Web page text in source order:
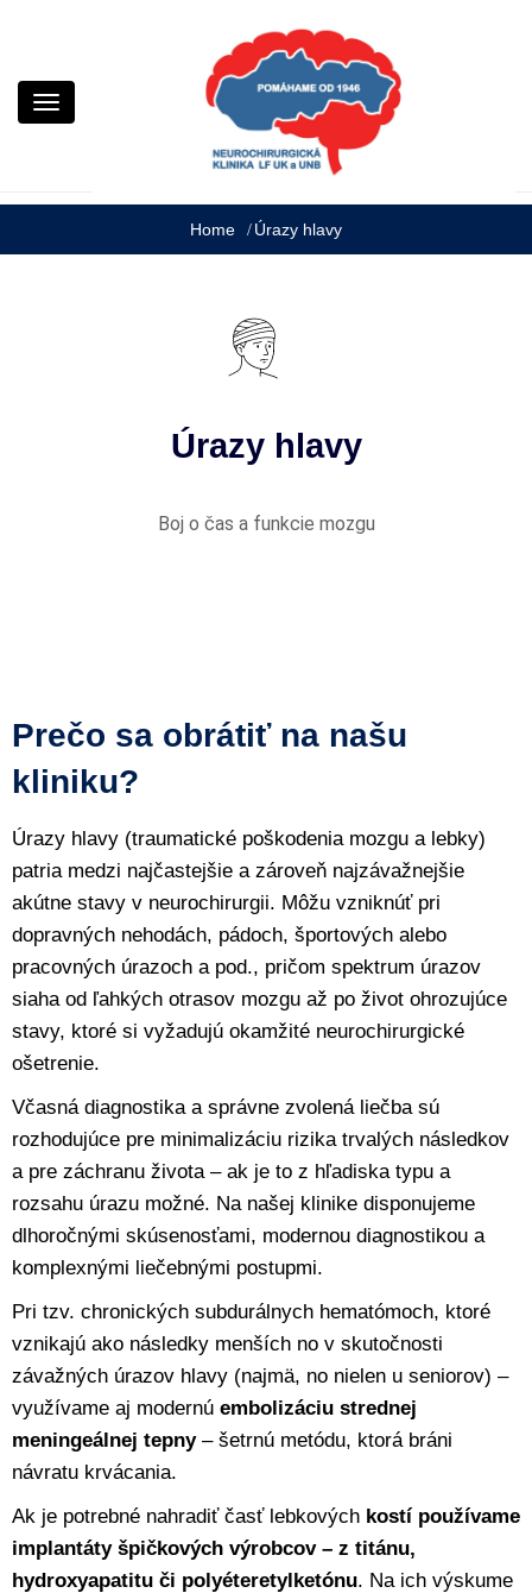
Neurochirurgia Kramáre
Home Úrazy hlavy
Úrazy hlavy
Boj o čas a funkcie mozgu
Prečo sa obrátiť na našu
kliniku?
Úrazy hlavy (traumatické poškodenia mozgu a lebky)
patria medzi najčastejšie a zároveň najzávažnejšie
akútne stavy v neurochirurgii. Môžu vzniknúť pri
dopravných nehodách, pádoch, športových alebo
pracovných úrazoch a pod., pričom spektrum úrazov
siaha od ľahkých otrasov mozgu až po život ohrozujúce
stavy, ktoré si vyžadujú okamžité neurochirurgické
ošetrenie.
Včasná diagnostika a správne zvolená liečba sú
rozhodujúce pre minimalizáciu rizika trvalých následkov
a pre záchranu života – ak je to z hľadiska typu a
rozsahu úrazu možné. Na našej klinike disponujeme
dlhoročnými skúsenosťami, modernou diagnostikou a
komplexnými liečebnými postupmi.
Pri tzv. chronických subdurálnych hematómoch, ktoré
vznikajú ako následky menších no v skutočnosti
závažných úrazov hlavy (najmä, no nielen u seniorov) –
využívame aj modernú embolizáciu strednej
meningeálnej tepny– šetrnú metódu, ktorá bráni
návratu krvácania.
Ak je potrebné nahradiť časť lebkových kostí používame
implantáty špičkových výrobcov – z titánu,
hydroxyapatitu či polyéteretylketónu. Na ich výskume